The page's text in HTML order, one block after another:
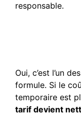
responsable.
Oui, c’est l’un
formule. Si le
temporaire est
tarif devient